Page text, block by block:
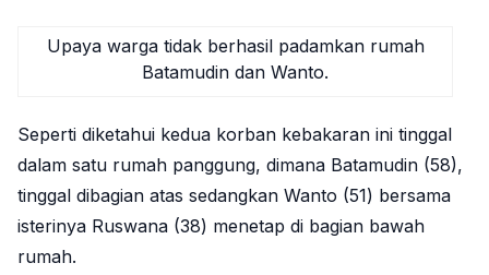
Upaya warga tidak berhasil padamkan rumah
Batamudin dan Wanto.
Seperti diketahui kedua korban kebakaran ini tinggal
dalam satu rumah panggung, dimana Batamudin (58),
tinggal dibagian atas sedangkan Wanto (51) bersama
isterinya Ruswana (38) menetap di bagian bawah
rumah.